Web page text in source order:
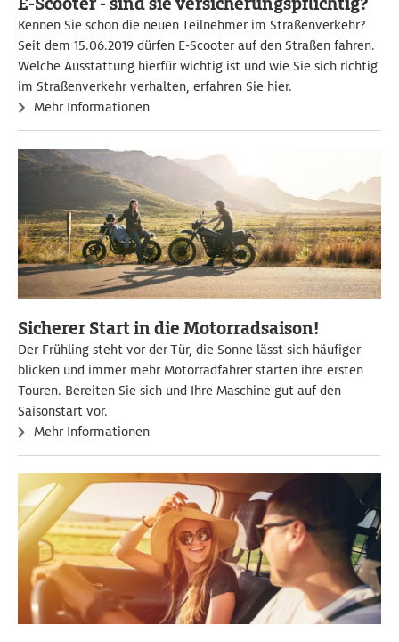
Kennen Sie schon die neuen Teilnehmer im Straßenverkehr?
Seit dem 15.06.2019 dürfen E-Scooter auf den Straßen fahren.
Welche Ausstattung hierfür wichtig ist und wie Sie sich richtig
im Straßenverkehr verhalten, erfahren Sie hier.
Mehr Informationen
Sicherer Start in die Motorradsaison!
Der Frühling steht vor der Tür, die Sonne lässt sich häufiger
blicken und immer mehr Motorradfahrer starten ihre ersten
Touren. Bereiten Sie sich und Ihre Maschine gut auf den
Saisonstart vor.
Mehr Informationen